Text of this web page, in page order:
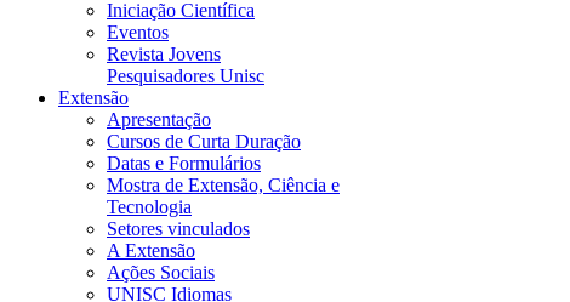
Iniciação Científica
Eventos
Revista Jovens
Pesquisadores Unisc
Extensão
Apresentação
Cursos de Curta Duração
Datas e Formulários
Mostra de Extensão, Ciência e
Tecnologia
Setores vinculados
A Extensão
Ações Sociais
UNISC Idiomas